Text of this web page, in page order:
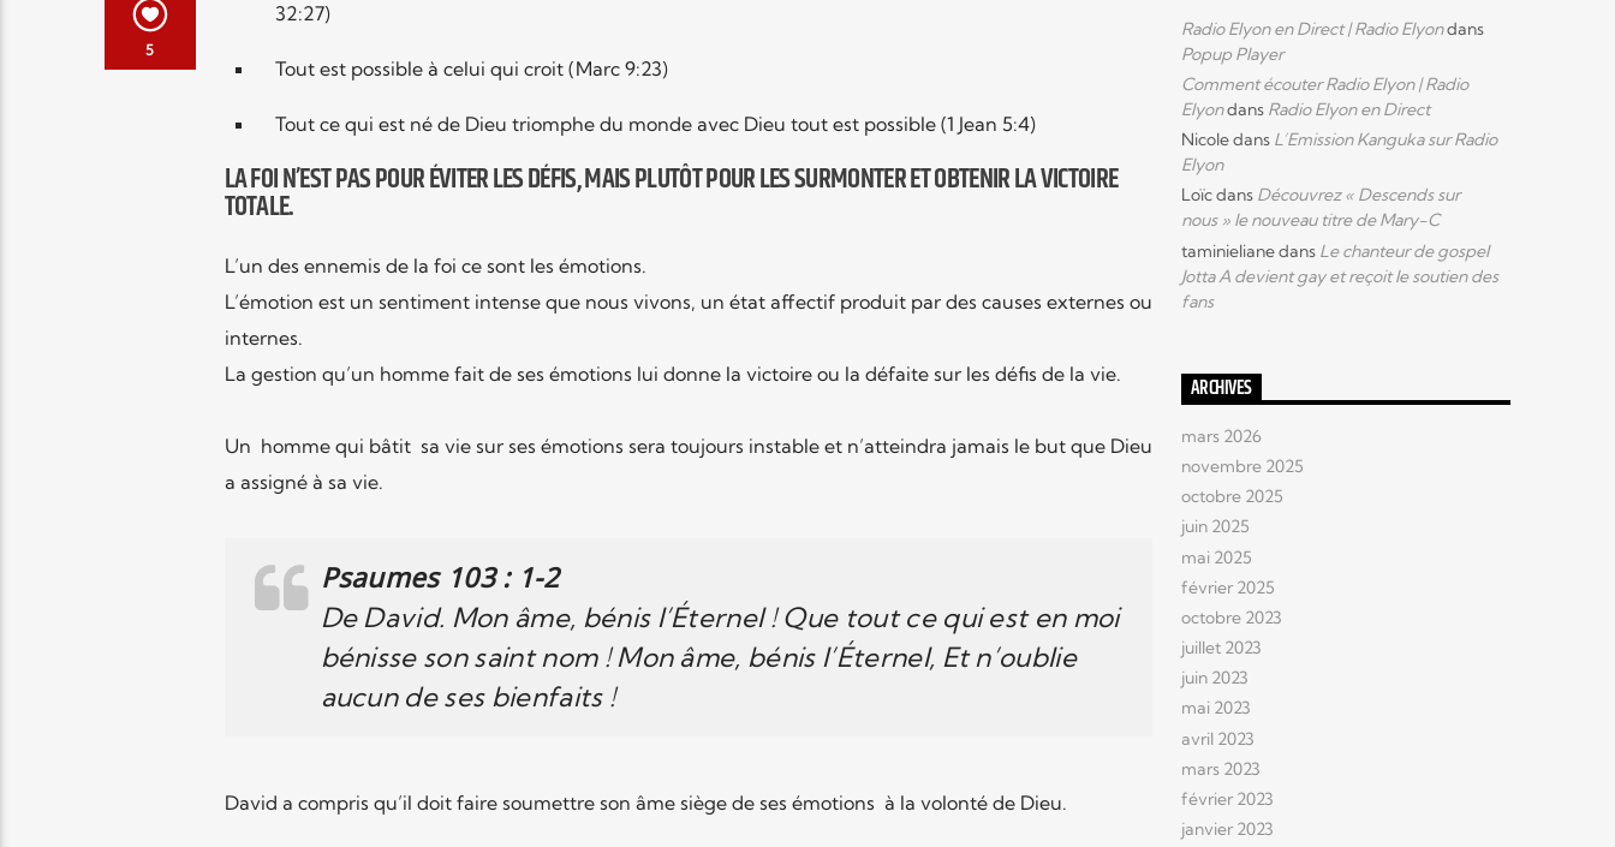
5
32:27)
Tout est possible à celui qui croit (Marc 9:23)
Tout ce qui est né de Dieu triomphe du monde avec Dieu tout est possible (1 Jean 5:4)
LA FOI N’EST PAS POUR ÉVITER LES DÉFIS, MAIS PLUTÔT POUR LES SURMONTER ET OBTENIR LA VICTOIRE
TOTALE.
L’un des ennemis de la foi ce sont les émotions.
L’émotion est un sentiment intense que nous vivons, un état affectif produit par des causes externes ou
internes.
La gestion qu’un homme fait de ses émotions lui donne la victoire ou la défaite sur les défis de la vie.
Un homme qui bâtit sa vie sur ses émotions sera toujours instable et n’atteindra jamais le but que Dieu
a assigné à sa vie.
Psaumes 103 : 1-2
De David. Mon âme, bénis l’Éternel ! Que tout ce qui est en moi
bénisse son saint nom ! Mon âme, bénis l’Éternel, Et n’oublie
aucun de ses bienfaits !
David a compris qu’il doit faire soumettre son âme siège de ses émotions à la volonté de Dieu.
Radio Elyon en Direct | Radio Elyondans
Popup Player
Comment écouter Radio Elyon | Radio
Elyondans Radio Elyon en Direct
Nicoledans L’Emission Kanguka sur Radio
Elyon
Loïcdans Découvrez « Descends sur
nous » le nouveau titre de Mary-C
taminielianedans Le chanteur de gospel
Jotta A devient gay et reçoit le soutien des
fans
ARCHIVES
mars 2026
novembre 2025
octobre 2025
juin 2025
mai 2025
février 2025
octobre 2023
juillet 2023
juin 2023
mai 2023
avril 2023
mars 2023
février 2023
janvier 2023